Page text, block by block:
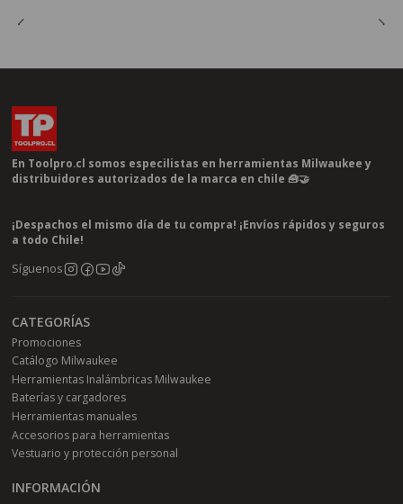
En Toolpro.cl somos especilistas en herramientas Milwaukee y
distribuidores autorizados de la marca en chile 🧰🤝
¡Despachos el mismo día de tu compra! ¡Envíos rápidos y seguros
a todo Chile!
Síguenos
CATEGORÍAS
Promociones
Catálogo Milwaukee
Herramientas Inalámbricas Milwaukee
Baterías y cargadores
Herramientas manuales
Accesorios para herramientas
Vestuario y protección personal
INFORMACIÓN